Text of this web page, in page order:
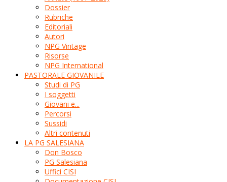
Dossier
Rubriche
Editoriali
Autori
NPG Vintage
Risorse
NPG International
PASTORALE GIOVANILE
Studi di PG
I soggetti
Giovani e...
Percorsi
Sussidi
Altri contenuti
LA PG SALESIANA
Don Bosco
PG Salesiana
Uffici CISI